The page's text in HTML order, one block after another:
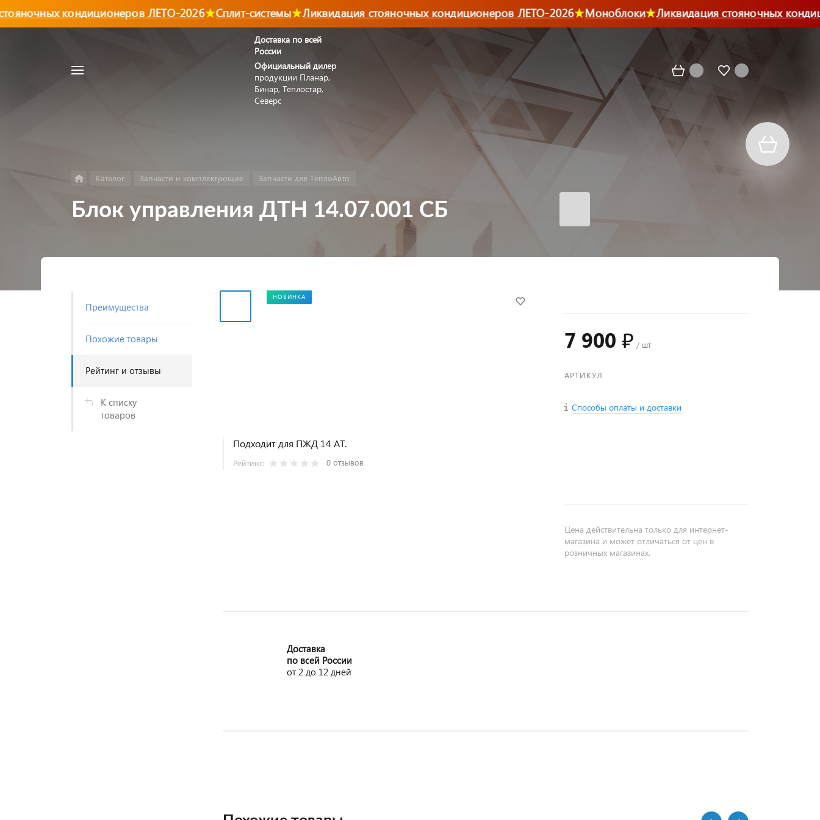
кондиционеров ЛЕТО-2026 Сплит-системы Ликвидация стояночных кондиционеров ЛЕТО-2026 Моноблоки Ликвидация стояночных
Доставка по всей
России
Официальный дилер
продукции Планар,
Бинар, Теплостар,
Северс
Каталог Запчасти и комплектующие Запчасти для ТеплоАвто
Блок управления ДТН 14.07.001 СБ
Преимущества
Похожие товары
Рейтинг и отзывы
К списку
товаров
НОВИНКА
Подходит для ПЖД 14 АТ.
Рейтинг: 0 отзывов
7 900 ₽ / шт
АРТИКУЛ
Способы оплаты и доставки
Цена действительна только для интернет-
магазина и может отличаться от цен в
розничных магазинах.
Доставка
по всей России
от 2 до 12 дней